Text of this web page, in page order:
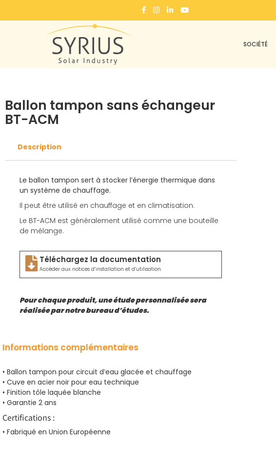
SOCIÉTÉ
Ballons Tampons Ballon tampon sans échangeur BT-ACM
Ballon tampon sans échangeur
BT-ACM
Description
Le ballon tampon sert à stocker l’énergie thermique dans
un système de chauffage.
Il peut être utilisé en chauffage et en climatisation.
Le BT-ACM est généralement utilisé comme une bouteille
de mélange.
Téléchargez la documentation
Accéder aux notices d’installation et d’utilisation
Pour chaque produit, une étude personnalisée sera
réalisée par notre bureau d’études.
Informations complémentaires
• Ballon tampon pour circuit d’eau glacée et chauffage
• Cuve en acier noir pour eau technique
• Finition tôle laquée blanche
• Garantie 2 ans
Certifications :
• Fabriqué en Union Européenne